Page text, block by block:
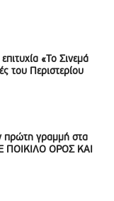
«Το Σινεμά
του Περιστερίου
πρώτη γραμμή στα
ΠΟΙΚΙΛΟ ΟΡΟΣ ΚΑΙ